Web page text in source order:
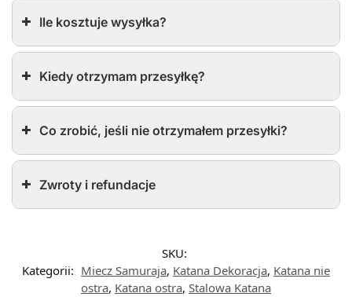
Ile kosztuje wysyłka?
Kiedy otrzymam przesyłkę?
Co zrobić, jeśli nie otrzymałem przesyłki?
Zwroty i refundacje
SKU:
Kategorii: Miecz Samuraja, Katana Dekoracja, Katana nie
ostra, Katana ostra, Stalowa Katana